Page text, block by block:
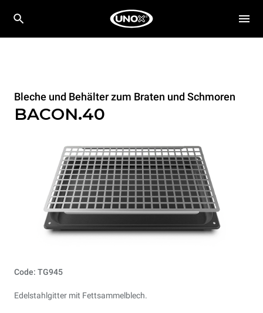
Bleche und Behälter zum Braten und Schmoren
BACON.40
Code: TG945
Edelstahlgitter mit Fettsammelblech.